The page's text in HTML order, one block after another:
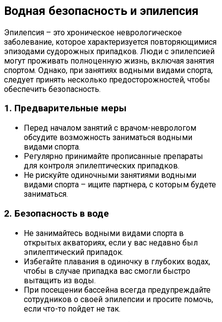
Водная безопасность и эпилепсия
Эпилепсия – это хроническое неврологическое
заболевание, которое характеризуется повторяющимися
эпизодами судорожных припадков. Люди с эпилепсией
могут проживать полноценную жизнь, включая занятия
спортом. Однако, при занятиях водными видами спорта,
следует принять несколько предосторожностей, чтобы
обеспечить безопасность.
1. Предварительные меры
Перед началом занятий с врачом-неврологом
обсудите возможность заниматься водными
видами спорта.
Регулярно принимайте прописанные препараты
для контроля эпилептических припадков.
Не рискуйте одиночными занятиями водными
видами спорта – ищите партнера, с которым будете
заниматься.
2. Безопасность в воде
Не занимайтесь водными видами спорта в
открытых акваториях, если у вас недавно был
эпилептический припадок.
Избегайте плавания в одиночку в глубоких водах,
чтобы в случае припадка вас смогли быстро
вытащить из воды.
При посещении бассейна всегда предупреждайте
сотрудников о своей эпилепсии и просите помочь,
если что-то пойдет не так.